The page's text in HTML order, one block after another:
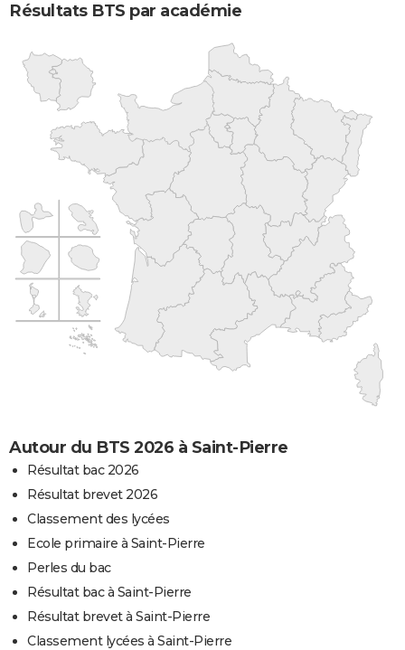
Résultats BTS par académie
Autour du BTS 2026 à Saint-Pierre
Résultat bac 2026
Résultat brevet 2026
Classement des lycées
Ecole primaire à Saint-Pierre
Perles du bac
Résultat bac à Saint-Pierre
Résultat brevet à Saint-Pierre
Classement lycées à Saint-Pierre